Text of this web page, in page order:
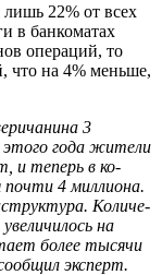
22% от всех
в бан­ко­ма­тах
опе­ра­ций, то
что на 4% мень­ше,
3
этого года жи­те­ли
и те­перь в ко­
4 мил­ли­о­на.
Ко­ли­че­
на
более ты­ся­чи
эксперт.